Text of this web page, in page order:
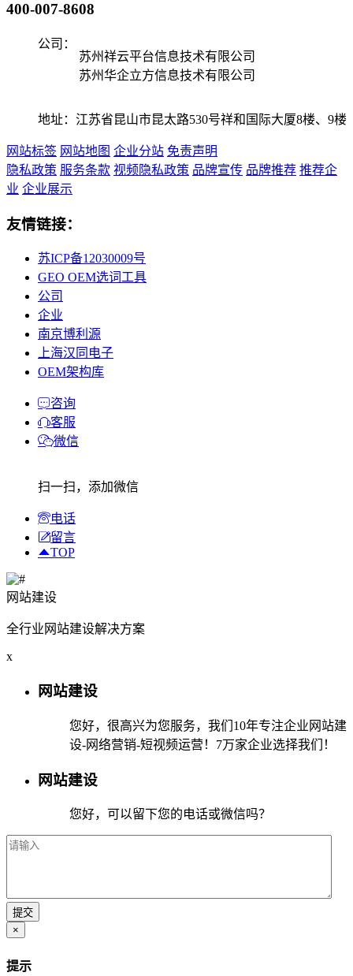
400-007-8608
公司：
苏州祥云平台信息技术有限公司
苏州华企立方信息技术有限公司
地址：江苏省昆山市昆太路530号祥和国际大厦8楼、9楼
网站标签 网站地图 企业分站 免责声明
隐私政策 服务条款 视频隐私政策 品牌宣传 品牌推荐 推荐企
业 企业展示
友情链接：
苏ICP备12030009号
GEO OEM选词工具
公司
企业
南京博利源
上海汉同电子
OEM架构库
咨询
客服
微信
扫一扫，添加微信
电话
留言
TOP
网站建设
全行业网站建设解决方案
x
网站建设
您好，很高兴为您服务，我们10年专注企业网站建
设-网络营销-短视频运营！7万家企业选择我们！
网站建设
您好，可以留下您的电话或微信吗？
×
提示